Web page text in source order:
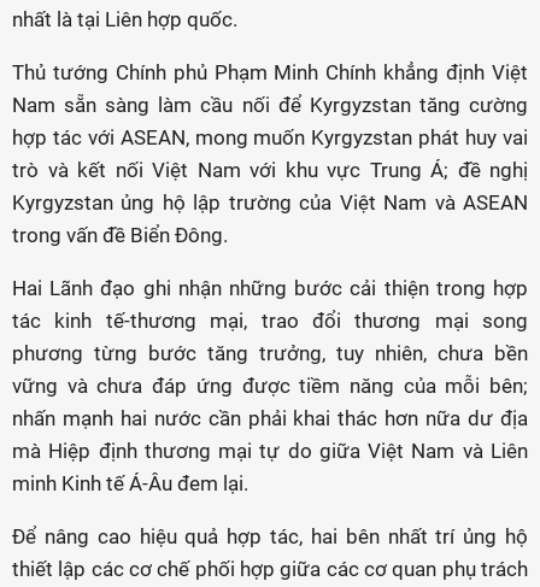
nhất là tại Liên hợp quốc.
Thủ tướng Chính phủ Phạm Minh Chính khẳng định Việt
Nam sẵn sàng làm cầu nối để Kyrgyzstan tăng cường
hợp tác với ASEAN, mong muốn Kyrgyzstan phát huy vai
trò và kết nối Việt Nam với khu vực Trung Á; đề nghị
Kyrgyzstan ủng hộ lập trường của Việt Nam và ASEAN
trong vấn đề Biển Đông.
Hai Lãnh đạo ghi nhận những bước cải thiện trong hợp
tác kinh tế-thương mại, trao đổi thương mại song
phương từng bước tăng trưởng, tuy nhiên, chưa bền
vững và chưa đáp ứng được tiềm năng của mỗi bên;
nhấn mạnh hai nước cần phải khai thác hơn nữa dư địa
mà Hiệp định thương mại tự do giữa Việt Nam và Liên
minh Kinh tế Á-Âu đem lại.
Để nâng cao hiệu quả hợp tác, hai bên nhất trí ủng hộ
thiết lập các cơ chế phối hợp giữa các cơ quan phụ trách